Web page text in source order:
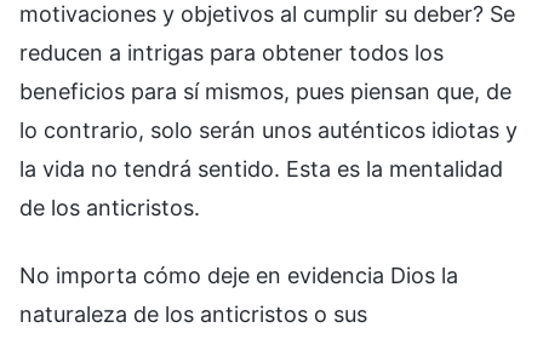
motivaciones y objetivos al cumplir su deber? Se
reducen a intrigas para obtener todos los
beneficios para sí mismos, pues piensan que, de
lo contrario, solo serán unos auténticos idiotas y
la vida no tendrá sentido. Esta es la mentalidad
de los anticristos.
No importa cómo deje en evidencia Dios la
naturaleza de los anticristos o sus